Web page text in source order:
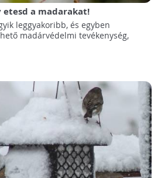
etesd a madarakat!
leggyakoribb, és egyben
madárvédelmi tevékenység,